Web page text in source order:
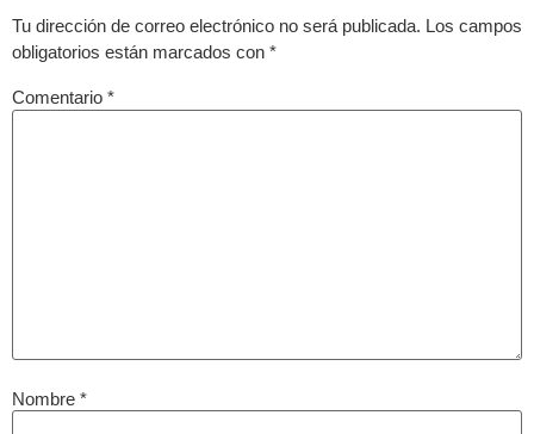
Tu dirección de correo electrónico no será publicada. Los campos
obligatorios están marcados con *
Comentario *
Nombre *